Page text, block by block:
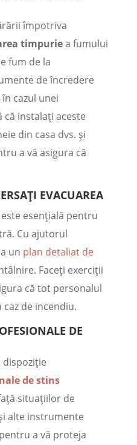
împotriva
timpuriea fumului
fum de la
de încredere
cazul unei
instalați aceste
din casa dvs. și
a vă asigura că
EVACUAREA
este esențială pentru
Cu ajutorul
un plan detaliat de
Faceți exerciții
că tot personalul
de incendiu.
DE
dispoziție
de stins
situațiilor de
alte instrumente
a vă proteja